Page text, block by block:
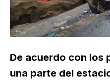
De acuerdo con los
una parte del